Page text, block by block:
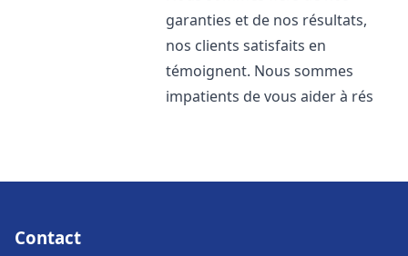
garanties et de nos résultats,
nos clients satisfaits en
témoignent. Nous sommes
impatients de vous aider à rés
Contact